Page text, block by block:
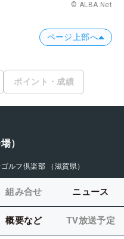
© ALBA Net
ページ上部へ
ポイント・成績
）
ゴルフ倶楽部 （滋賀県）
組み合せ ニュース
概要など TV放送予定